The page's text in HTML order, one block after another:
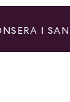
I